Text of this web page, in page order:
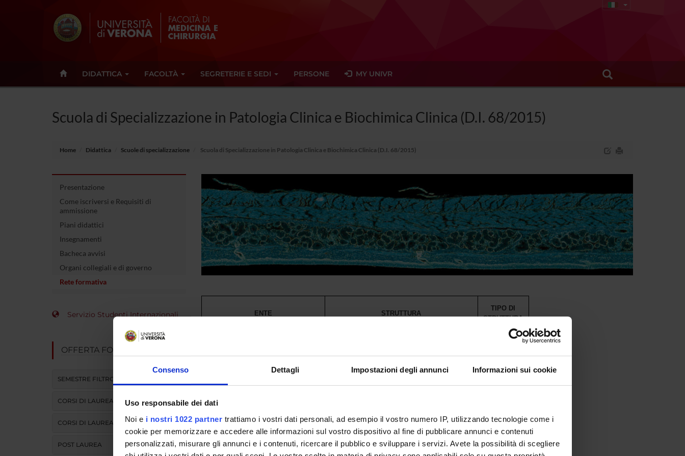
Consenso Dettagli Impostazioni degli annunci Informazioni sui cookie
Uso responsabile dei dati
Noi e i nostri 1022 partner trattiamo i vostri dati personali, ad esempio il vostro numero IP, utilizzando tecnologie come i
cookie per memorizzare e accedere alle informazioni sul vostro dispositivo al fine di pubblicare annunci e contenuti
personalizzati, misurare gli annunci e i contenuti, ricercare il pubblico e sviluppare i servizi. Avete la possibilità di scegliere
DIDATTICA FACOLTÀ SEGRETERIE E SEDI PERSONE MY UNIVR
Scuola di Specializzazione in Patologia Clinica e Biochimica Clinica (D.I. 68/2015)
Home Didattica Scuole di specializzazione Scuola di Specializzazione in Patologia Clinica e Biochimica Clinica (D.I. 68/2015)
Presentazione
Come iscriversi e Requisiti di
ammissione
Piani didattici
Insegnamenti
Bacheca avvisi
Organi collegiali e di governo
Rete formativa
Servizio Studenti Internazionali
OFFERTA FORMATIVA
SEMESTRE FILTRO
CORSI DI LAUREA
CORSI DI LAUREA MAGISTRALE
POST LAUREA
ENTE STRUTTURA
TIPO DI
STRUTTURA
Azienda Ospedaliera Universitaria
Integrata Verona
Policlinico "G.B. Rossi" - U.O. di Laboratorio
Analisi
Azienda ULSS 9 Scaligera
Ospedale "Mater Salutis" di Legnago - U.O. di
Laboratorio analisi
Collegata